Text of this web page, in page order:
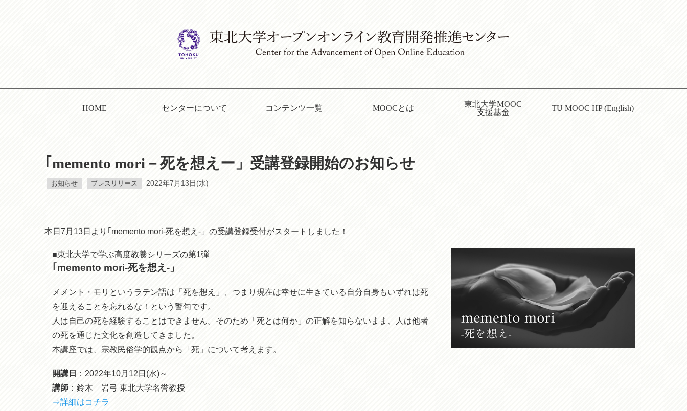
HOME センターについて コンテンツ一覧 MOOCとは
東北大学MOOC
支援基金
TU MOOC HP (English)
｢memento mori－死を想えー」受講登録開始のお知らせ
お知らせ プレスリリース 2022年7月13日(水)
本日7月13日より｢memento mori-死を想え-」の受講登録受付がスタートしました！
■東北大学で学ぶ高度教養シリーズの第1弾
｢memento mori-死を想え-」
メメント・モリというラテン語は「死を想え」、つまり現在は幸せに生きている自分自身もいずれは死
を迎えることを忘れるな！という警句です。
人は自己の死を経験することはできません。そのため「死とは何か」の正解を知らないまま、人は他者
の死を通じた文化を創造してきました。
本講座では、宗教民俗学的観点から「死」について考えます。
開講日
：2022年10月12日(水)～
講師 ：鈴木 岩弓 東北大学名誉教授
⇒詳細はコチラ